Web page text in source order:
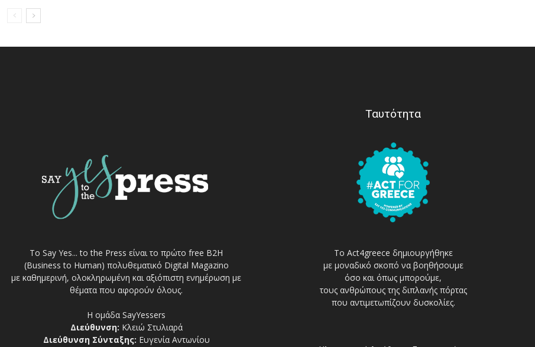
Το Say Yes... to the Press είναι το πρώτο free Β2Η
(Business to Human) πολυθεματικό Digital Magazino
με καθημερινή, ολοκληρωμένη και αξιόπιστη ενημέρωση με
θέματα που αφορούν όλους.
Η ομάδα SayYessers
Διεύθυνση: Κλειώ Στυλιαρά
Διεύθυνση Σύνταξης: Ευγενία Αντωνίου
Ταυτότητα
Το Act4greece δημιουργήθηκε
με μοναδικό σκοπό να βοηθήσουμε
όσο και όπως μπορούμε,
τους ανθρώπους της διπλανής πόρτας
που αντιμετωπίζουν δυσκολίες.